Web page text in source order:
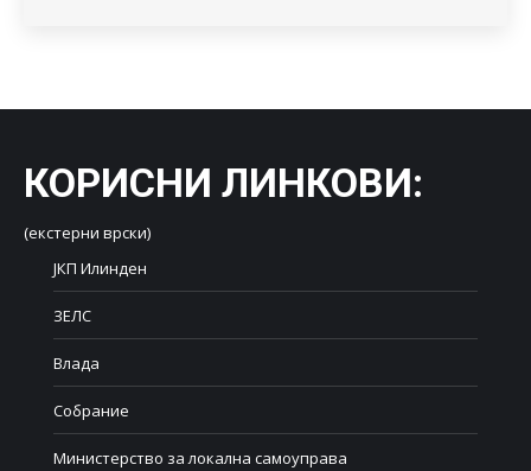
КОРИСНИ ЛИНКОВИ:
(екстерни врски)
ЈКП Илинден
ЗЕЛС
Влада
Собрание
Министерство за локална самоуправа